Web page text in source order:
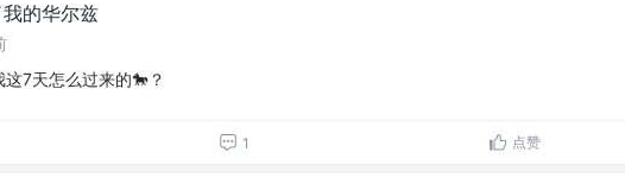
的华尔兹
7天怎么过来的🐎？
1 点赞